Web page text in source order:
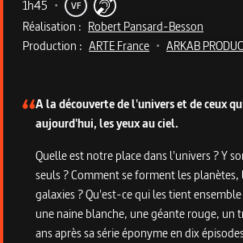
1h45 • VF
Réalisation : Robert Pansard-Besson
Production : ARTE France • ARKAB
A la découverte de l'univers et de ceux
aujourd'hui, les yeux au ciel.
Quelle est notre place dans l'univers ? Y
seuls ? Comment se forment les planètes,
galaxies ? Qu'est-ce qui les tient
une naine blanche, une géante rouge, un
ans après sa série éponyme en dix